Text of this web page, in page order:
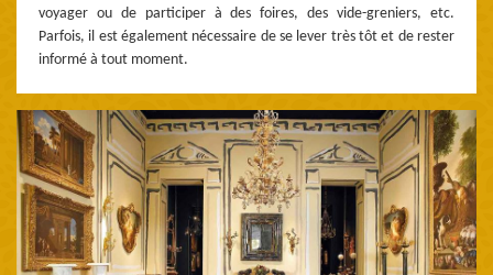
voyager ou de participer à des foires, des vide-greniers, etc.
Parfois, il est également nécessaire de se lever très tôt et de rester
informé à tout moment.